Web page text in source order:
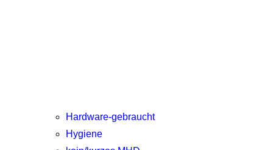
Hardware-gebraucht
Hygiene